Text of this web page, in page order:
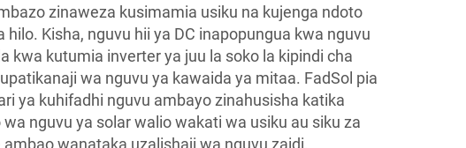
zinaweza kusimamia usiku na kujenga ndoto
hilo. Kisha, nguvu hii ya DC inapopungua kwa nguvu
kwa kutumia inverter ya juu la soko la kipindi cha
wa nguvu ya kawaida ya mitaa. FadSol pia
ya kuhifadhi nguvu ambayo zinahusisha katika
nguvu ya solar walio wakati wa usiku au siku za
wanataka uzalishaji wa nguvu zaidi.